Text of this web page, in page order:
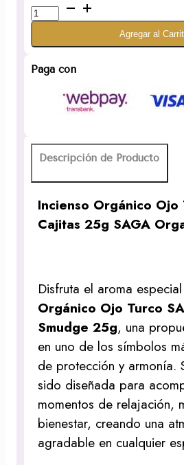
Incienso
Orgánico
12
cantidad
Agregar al
Paga con
Descripción de Producto
Incienso Orgánico Ojo
Cajitas 25g SAGA
Disfruta el aroma
Orgánico Ojo Turco
Smudge 25g, una
en uno de los símbolos
de protección y armonía.
sido diseñada para
momentos de relajación,
bienestar, creando una
agradable en cualquier